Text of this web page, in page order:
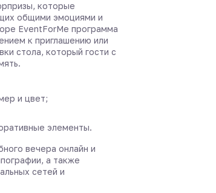
которые
общими эмоциями и
EventForMe программа
к приглашению или
стола, который гости с
и цвет;
элементы.
вечера онлайн и
а также
сетей и